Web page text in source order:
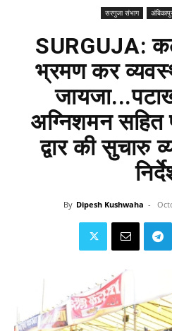
सरगुजा संभाग
SURGUJA:
भ्रमण कर
अग्निशमन सहित
द्वार की सुचारु
By Dipesh Kushwaha -